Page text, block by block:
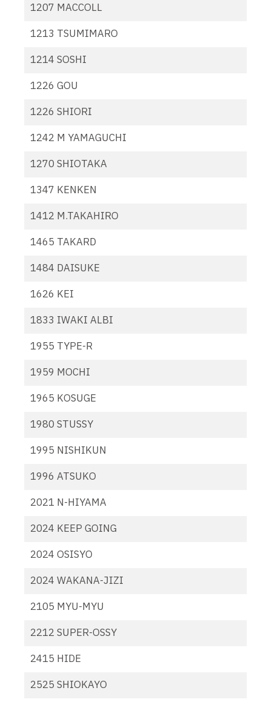
1207 MACCOLL
1213 TSUMIMARO
1214 SOSHI
1226 GOU
1226 SHIORI
1242 M YAMAGUCHI
1270 SHIOTAKA
1347 KENKEN
1412 M.TAKAHIRO
1465 TAKARD
1484 DAISUKE
1626 KEI
1833 IWAKI ALBI
1955 TYPE-R
1959 MOCHI
1965 KOSUGE
1980 STUSSY
1995 NISHIKUN
1996 ATSUKO
2021 N-HIYAMA
2024 KEEP GOING
2024 OSISYO
2024 WAKANA-JIZI
2105 MYU-MYU
2212 SUPER-OSSY
2415 HIDE
2525 SHIOKAYO